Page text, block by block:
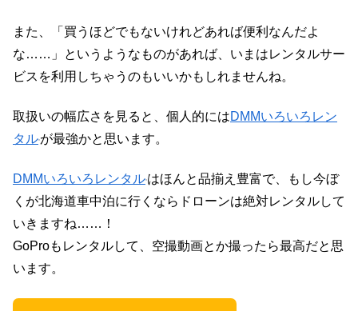
また、「買うほどでもないけれどあれば便利なんだよ
な……」というようなものがあれば、いまはレンタルサー
ビスを利用しちゃうのもいいかもしれませんね。
取扱いの幅広さを見ると、個人的にはDMMいろいろレン
タルが最強かと思います。
DMMいろいろレンタルはほんと品揃え豊富で、もし今ぼ
くが北海道車中泊に行くならドローンは絶対レンタルして
いきますね……！
GoProもレンタルして、空撮動画とか撮ったら最高だと思
います。